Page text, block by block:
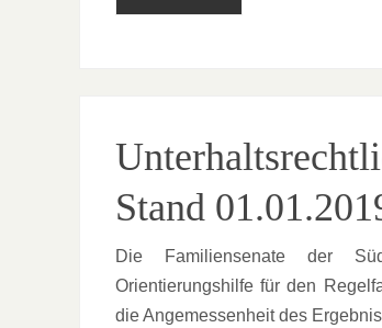
Stand
Die Familiensenate der
Orientierungshilfe für den
die Angemessenheit des